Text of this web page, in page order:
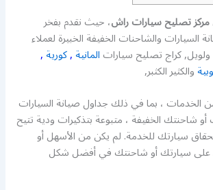
تصليح سيارات راش، حيث نقدم بفخر
والشاحنات الخفيفة الخبيرة لعملاء
كراج تصليح سياراتالمانية,كورية,
والكثير الكثبر,
الخدمات ، بما في ذلك جداول صيانة السيارات
أو شاحنتك الخفيفة ، متبوعة بتذكيرات ودية تتيح
سيارتك للخدمة. لم يكن من الأسهل أو
على سيارتك أو شاحنتك في أفضل شكل